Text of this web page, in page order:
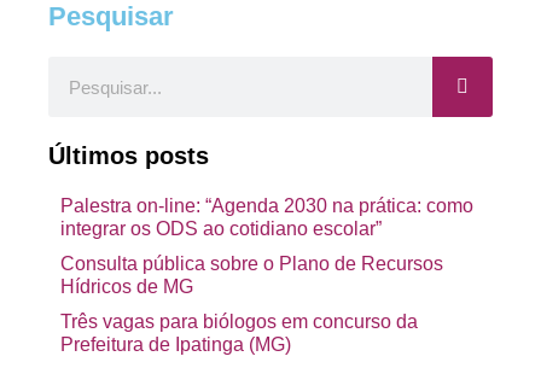
Pesquisar
Últimos posts
Palestra on-line: “Agenda 2030 na prática: como
integrar os ODS ao cotidiano escolar”
Consulta pública sobre o Plano de Recursos
Hídricos de MG
Três vagas para biólogos em concurso da
Prefeitura de Ipatinga (MG)